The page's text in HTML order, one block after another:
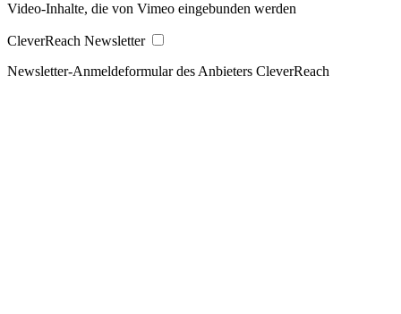
Video-Inhalte, die von Vimeo eingebunden werden
CleverReach Newsletter
Newsletter-Anmeldeformular des Anbieters CleverReach